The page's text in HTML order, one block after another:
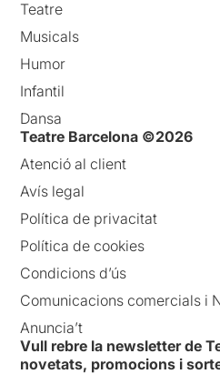
Teatre
Musicals
Humor
Infantil
Dansa
Teatre Barcelona ©2026
Atenció al client
Avís legal
Política de privacitat
Política de cookies
Condicions d’ús
Comunicacions comercials i
Anuncia’t
Vull rebre la newsletter de
novetats, promocions i